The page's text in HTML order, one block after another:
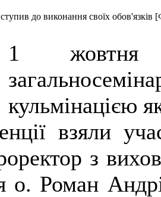
до виконання своїх
1 жовтня
кульмінацією
взяли
з
о. Роман